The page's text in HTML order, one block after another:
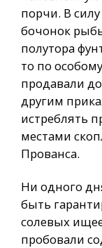
порчи. В
бочонок
полутора
то по
продавали
другим
истреблять
местами
Прованса.
Ни одного
быть
солевых
пробовали